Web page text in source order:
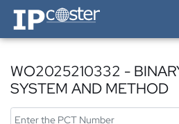
IP-Coster — Home
WO2025210332 -
SYSTEM AND METHOD